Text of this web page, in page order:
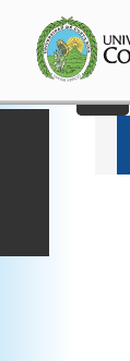
contenido
principal